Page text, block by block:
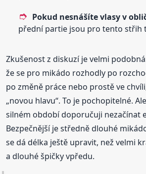
Pokud nesnášíte vlasy v
přední partie jsou pro tento střih
Zkušenost z diskuzí je velmi
že se pro mikádo rozhodly po
po změně práce nebo prostě ve
„novou hlavu“. To je pochopitelné.
silném období doporučuji nezačínat
Bezpečnější je středně dlouhé
se dá délka ještě upravit, než velmi
a dlouhé špičky vpředu.